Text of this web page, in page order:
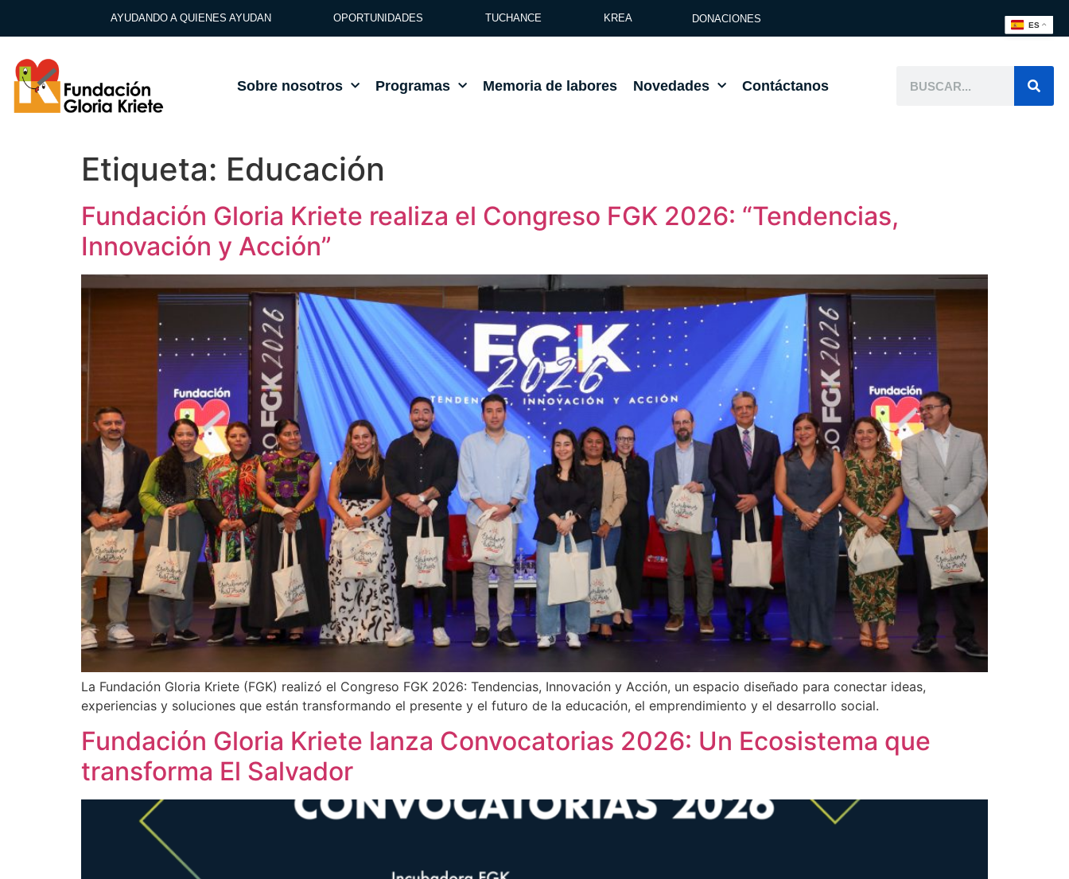
AYUDANDO A QUIENES AYUDAN OPORTUNIDADES TUCHANCE KREA DONACIONES
Sobre nosotros Programas Memoria de labores Novedades Contáctanos
Etiqueta: Educación
Fundación Gloria Kriete realiza el Congreso FGK 2026: “Tendencias,
Innovación y Acción”
La Fundación Gloria Kriete (FGK) realizó el Congreso FGK 2026: Tendencias, Innovación y Acción, un espacio diseñado para conectar ideas,
experiencias y soluciones que están transformando el presente y el futuro de la educación, el emprendimiento y el desarrollo social.
Fundación Gloria Kriete lanza Convocatorias 2026: Un Ecosistema que
transforma El Salvador
ES